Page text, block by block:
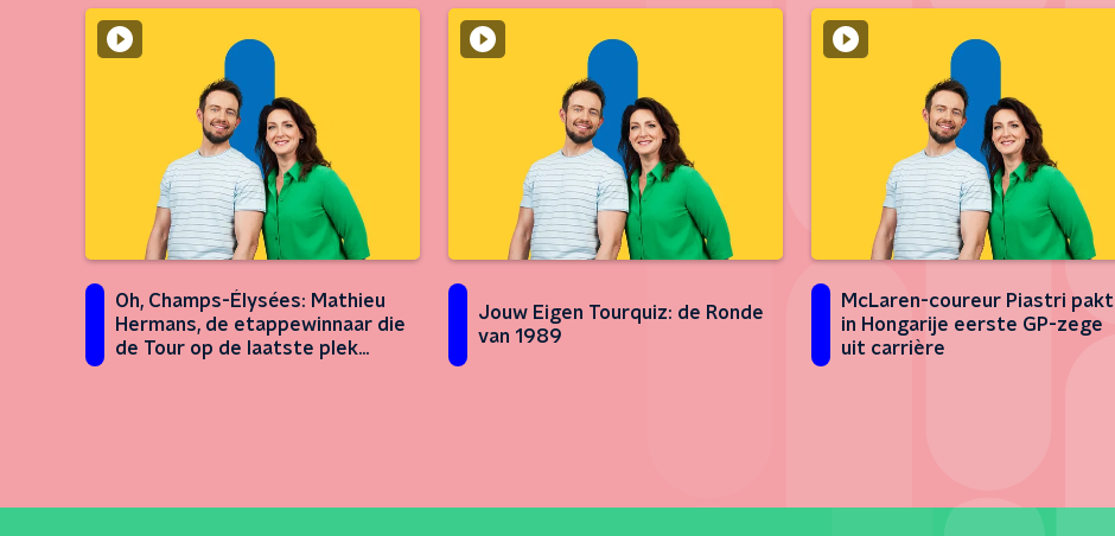
Oh, Champs-Élysées: Mathieu
Hermans, de etappewinnaar die
de Tour op de laatste plek
Jouw Eigen Tourquiz: de Ronde
van 1989
McLaren-coureur Piastri pakt
in Hongarije eerste GP-zege
uit carrière